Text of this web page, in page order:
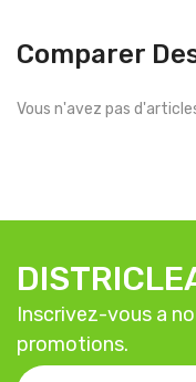
Comparer
Vous n'avez pas
Inscrivez-vous a
promotions.